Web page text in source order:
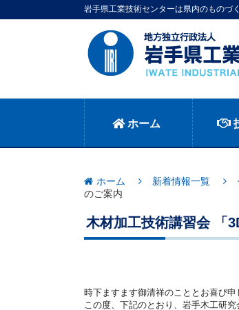
岩手県工業技術センターは県内のものづ
ホーム
ホーム 新着情報一覧
のご案内
木材加工技術講習会 「
時下ますます御清祥のこととお喜び申
この度、下記のとおり、岩手木工研